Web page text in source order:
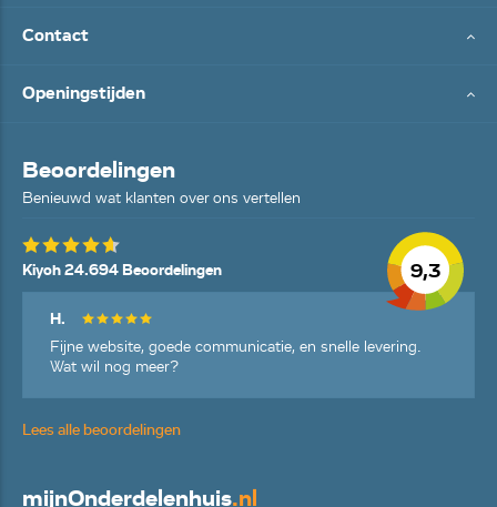
Contact
Openingstijden
Beoordelingen
Benieuwd wat klanten over ons vertellen
9,3
Kiyoh 24.694 Beoordelingen
H.
Fijne website, goede communicatie, en snelle levering.
Wat wil nog meer?
Lees alle beoordelingen
mijnOnderdelenhuis.nl